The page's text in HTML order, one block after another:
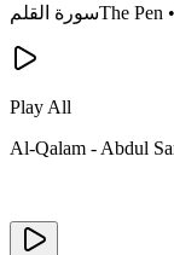
سورة القلمThe Pen •
Play All
Al-Qalam - Abdul